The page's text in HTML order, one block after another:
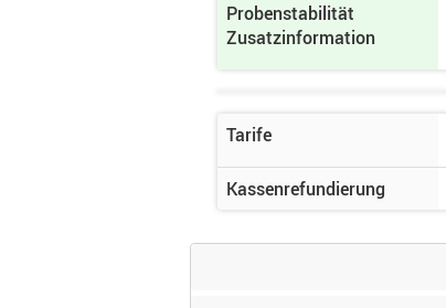
Probenstabilität
Zusatzinformation
Tarife
Kassenrefundierung